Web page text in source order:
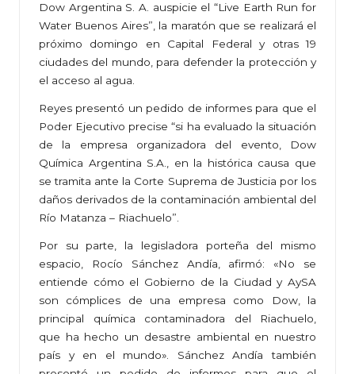
Dow Argentina S. A. auspicie el “Live Earth Run for
Water Buenos Aires”, la maratón que se realizará el
próximo domingo en Capital Federal y otras 19
ciudades del mundo, para defender la protección y
el acceso al agua.
Reyes presentó un pedido de informes para que el
Poder Ejecutivo precise “si ha evaluado la situación
de la empresa organizadora del evento, Dow
Química Argentina S.A., en la histórica causa que
se tramita ante la Corte Suprema de Justicia por los
daños derivados de la contaminación ambiental del
Río Matanza – Riachuelo”.
Por su parte, la legisladora porteña del mismo
espacio, Rocío Sánchez Andía, afirmó: «No se
entiende cómo el Gobierno de la Ciudad y AySA
son cómplices de una empresa como Dow, la
principal química contaminadora del Riachuelo,
que ha hecho un desastre ambiental en nuestro
país y en el mundo». Sánchez Andía también